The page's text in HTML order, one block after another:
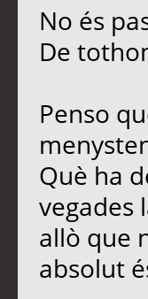
No és
De
Penso
Què ha
vegades
allò que
absolut